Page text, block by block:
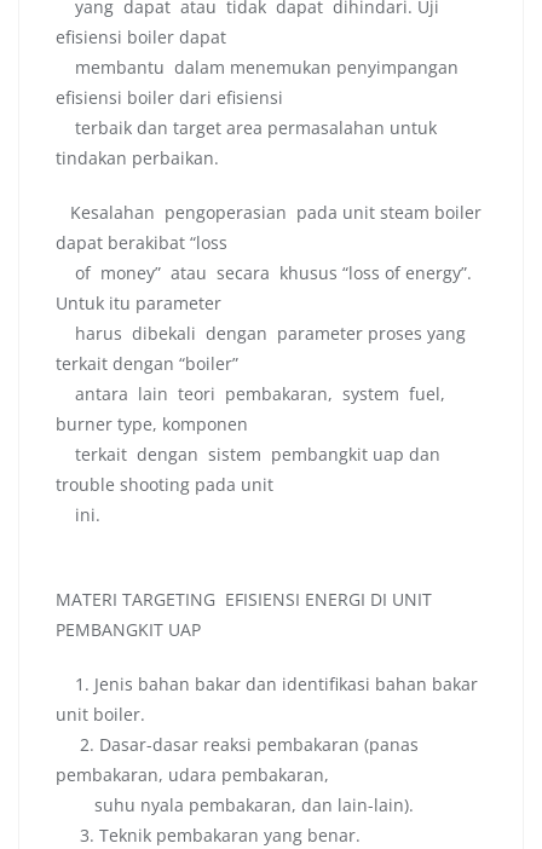
yang dapat atau tidak dapat dihindari. Uji
efisiensi boiler dapat
membantu dalam menemukan penyimpangan
efisiensi boiler dari efisiensi
terbaik dan target area permasalahan untuk
tindakan perbaikan.
Kesalahan pengoperasian pada unit steam boiler
dapat berakibat “loss
of money” atau secara khusus “loss of energy”.
Untuk itu parameter
harus dibekali dengan parameter proses yang
terkait dengan “boiler”
antara lain teori pembakaran, system fuel,
burner type, komponen
terkait dengan sistem pembangkit uap dan
trouble shooting pada unit
ini.
MATERI TARGETING EFISIENSI ENERGI DI UNIT
PEMBANGKIT UAP
1. Jenis bahan bakar dan identifikasi bahan bakar
unit boiler.
2. Dasar-dasar reaksi pembakaran (panas
pembakaran, udara pembakaran,
suhu nyala pembakaran, dan lain-lain).
3. Teknik pembakaran yang benar.